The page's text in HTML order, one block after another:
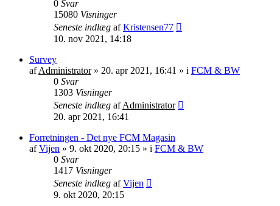
0 Svar
15080 Visninger
Seneste indlæg afKristensen77
10. nov 2021, 14:18
Survey
afAdministrator» 20. apr 2021, 16:41 » i FCM & BW
0 Svar
1303 Visninger
Seneste indlæg afAdministrator
20. apr 2021, 16:41
Forretningen - Det nye FCM Magasin
afVijen » 9. okt 2020, 20:15 » i FCM & BW
0 Svar
1417 Visninger
Seneste indlæg afVijen
9. okt 2020, 20:15